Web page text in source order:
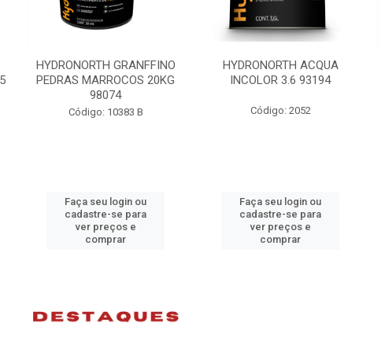
HYDRONORTH ACQUA
INCOLOR 3.6 93194
Código: 2052
Faça seu login ou
cadastre-se para
ver preços e
comprar
HYDRONORTH HYDROFILM
INCOLOR 18L 98058
Código: 2039
Faça seu login ou
cadastre-se para
ver preços e
comprar